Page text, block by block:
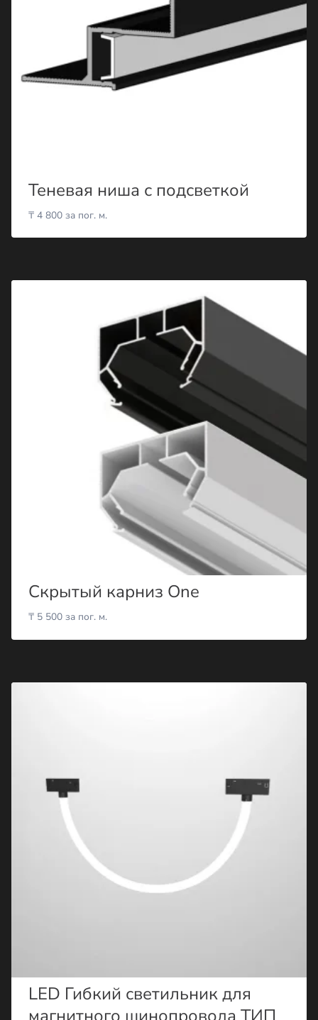
Теневая ниша с подсветкой
₸ 4 800 за пог. м.
Скрытый карниз One
₸ 5 500 за пог. м.
LED Гибкий светильник для
магнитного шинопровода ТИП